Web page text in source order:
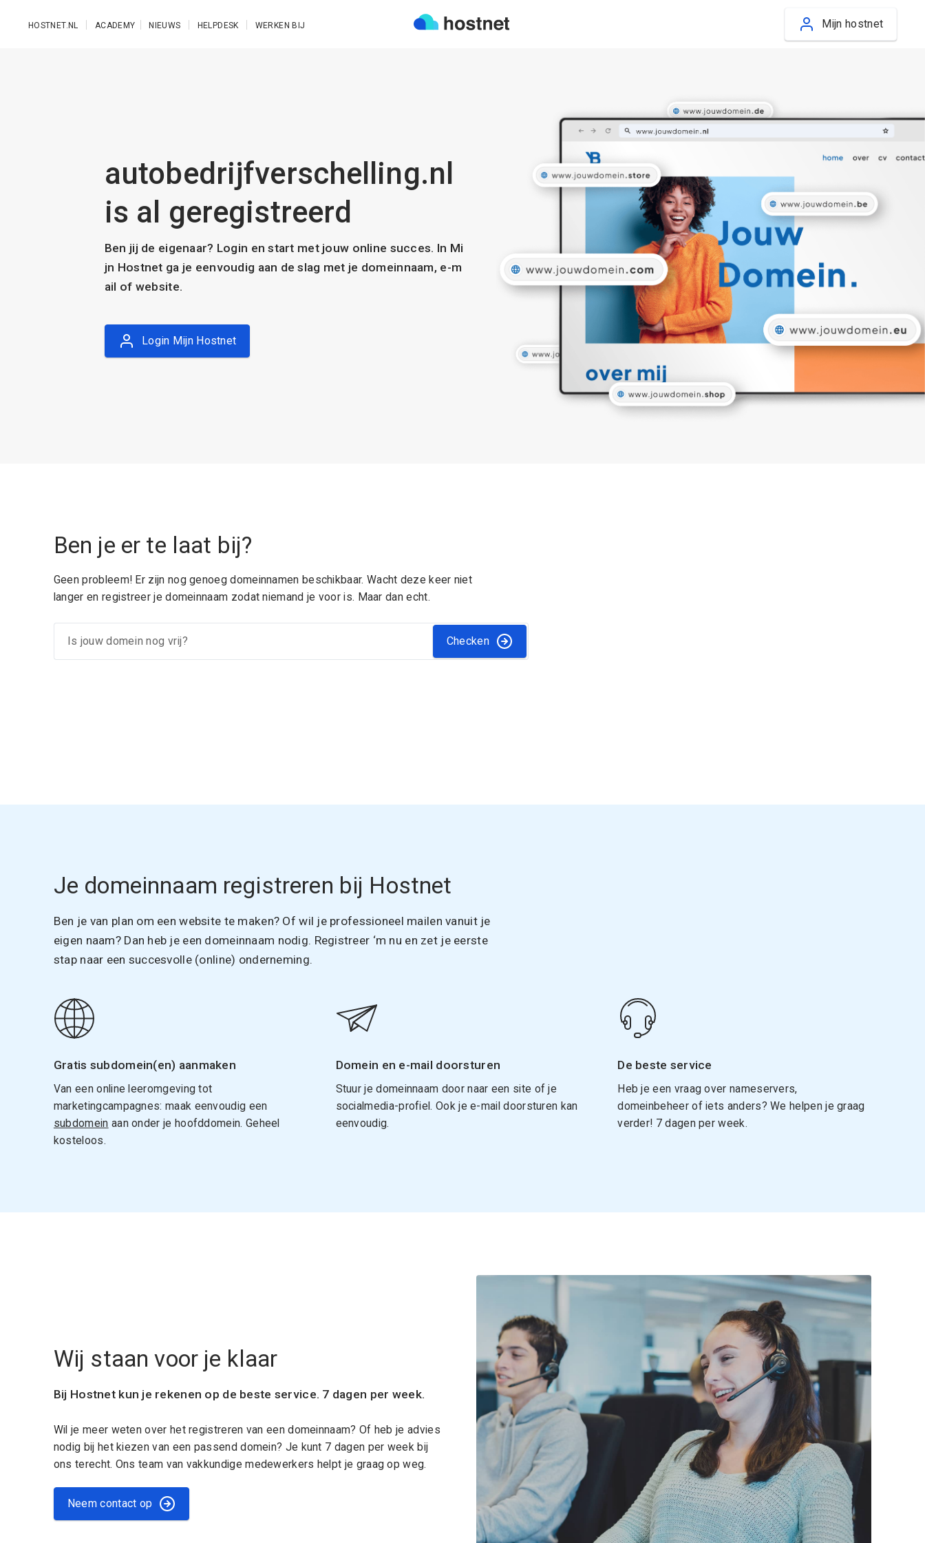
HOSTNET.NL ACADEMY NIEUWS HELPDESK WERKEN BIJ Mijn hostnet
autobedrijfverschelling.nl
is al geregistreerd
Ben jij de eigenaar? Login en start met jouw online succes. In Mi
jn Hostnet ga je eenvoudig aan de slag met je domeinnaam, e-m
ail of website.
Login Mijn Hostnet
Ben je er te laat bij?
Geen probleem! Er zijn nog genoeg domeinnamen beschikbaar. Wacht deze keer niet
langer en registreer je domeinnaam zodat niemand je voor is. Maar dan echt.
Checken
Je domeinnaam registreren bij Hostnet
Ben je van plan om een website te maken? Of wil je professioneel mailen vanuit je
eigen naam? Dan heb je een domeinnaam nodig. Registreer ‘m nu en zet je eerste
stap naar een succesvolle (online) onderneming.
Gratis subdomein(en) aanmaken
Van een online leeromgeving tot
marketingcampagnes: maak eenvoudig een
subdomein aan onder je hoofddomein. Geheel
kosteloos.
Domein en e-mail doorsturen
Stuur je domeinnaam door naar een site of je
socialmedia-profiel. Ook je e-mail doorsturen kan
eenvoudig.
De beste service
Heb je een vraag over nameservers,
domeinbeheer of iets anders? We helpen je graag
verder! 7 dagen per week.
Wij staan voor je klaar
Bij Hostnet kun je rekenen op de beste service. 7 dagen per week.
Wil je meer weten over het registreren van een domeinnaam? Of heb je advies
nodig bij het kiezen van een passend domein? Je kunt 7 dagen per week bij
ons terecht. Ons team van vakkundige medewerkers helpt je graag op weg.
Neem contact op